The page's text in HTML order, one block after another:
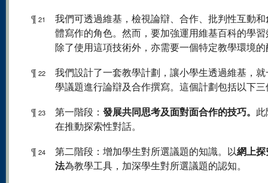
¶ 21
我們可透過維基，檢視論辯、合作、批判性互動
體寫作的角色。然而，要加強運用維基百科的學
除了使用這項技術外，亦需要一個特定教學環境
¶ 22
我們設計了一套教學計劃，讓小學生透過維基，
學議題進行論辯及合作撰寫。這個計劃包括以下三
¶ 23 第一階段： 發展共同思考及面對面合作的技巧。
在推動探索性對話。
¶ 24 第二階段：增加學生對所選議題的知識。以網上
法為教學工具，加深學生對所選議題的認知。